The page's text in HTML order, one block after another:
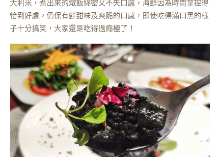
大利米，煮出來的燉飯綿密又不失口感，海鮮因為時間拿捏得
恰到好處，仍保有鮮甜味及爽脆的口感，即使吃得滿口黑的樣
子十分搞笑，大家還是吃得過癮極了！